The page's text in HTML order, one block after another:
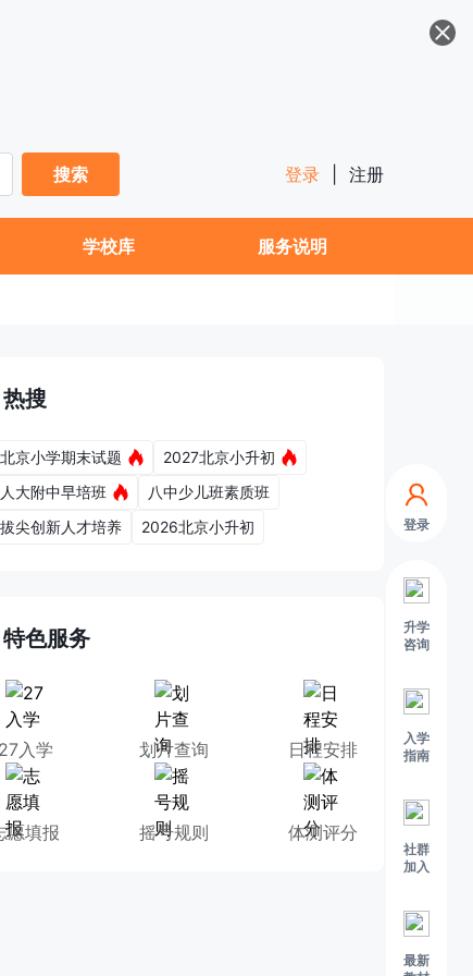
登录
升学
咨询
入学
指南
社群
加入
最新
搜索
登录 注册
学校库 服务说明
热搜
北京小学期末试题
2027北京小升初
人大附中早培班
八中少儿班素质班
拔尖创新人才培养
2026北京小升初
特色服务
27入学 划片查询 日程安排
愿填报 摇号规则 体测评分